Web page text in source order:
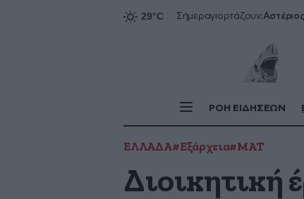
Σήμεραγιορτάζουν:
ΡΟΗ ΕΙΔΗΣΕΩΝ
ΕΛΛΑΔΑ#Εξάρχεια#ΜΑΤ
Διοικητική